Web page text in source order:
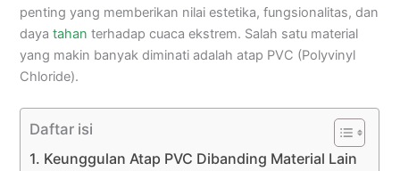
penting yang memberikan nilai estetika, fungsionalitas, dan
dayatahan terhadap cuaca ekstrem. Salah satu material
yang makin banyak diminati adalah atap PVC (Polyvinyl
Chloride).
Daftar isi
Keunggulan Atap PVC Dibanding Material Lain